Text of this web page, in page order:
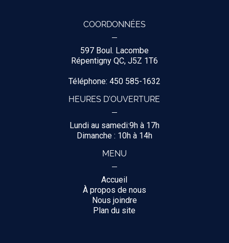
COORDONNÉES
597 Boul. Lacombe
Répentigny QC, J5Z 1T6
Téléphone: 450 585-1632
HEURES D'OUVERTURE
Lundi au samedi:9h à 17h
Dimanche : 10h à 14h
MENU
Accueil
À propos de nous
Nous joindre
Plan du site